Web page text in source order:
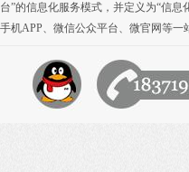
台”的信息化服务模式，并定义为“信
手机APP、 微信公众平台、 微官网等一